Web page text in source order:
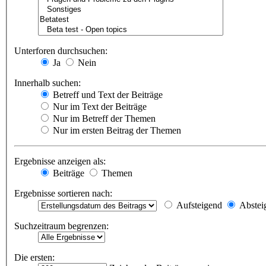
Unterforen durchsuchen:
Ja
Nein
Innerhalb suchen:
Betreff und Text der Beiträge
Nur im Text der Beiträge
Nur im Betreff der Themen
Nur im ersten Beitrag der Themen
Ergebnisse anzeigen als:
Beiträge
Themen
Ergebnisse sortieren nach:
Aufsteigend
Suchzeitraum begrenzen:
Die ersten: